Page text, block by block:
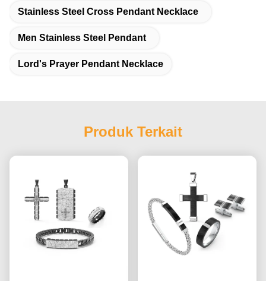
Stainless Steel Cross Pendant Necklace
Men Stainless Steel Pendant
Lord's Prayer Pendant Necklace
Produk Terkait